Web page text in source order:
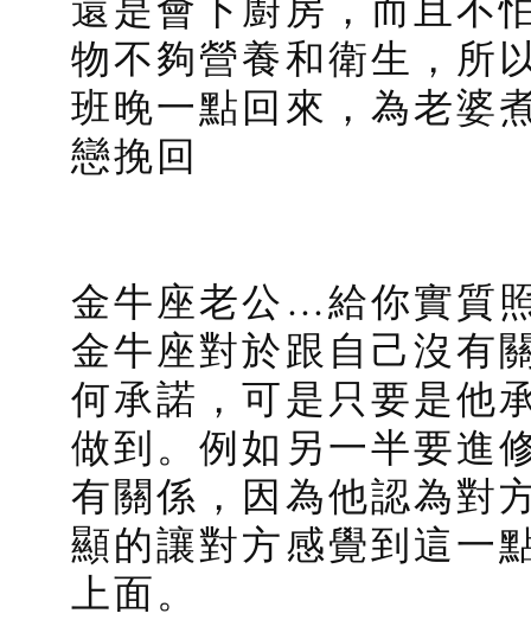
物不夠營養和衛生，所
班晚一點回來，為老婆
戀挽回
金牛座老公…給你實質
金牛座對於跟自己沒有
何承諾，可是只要是他
做到。例如另一半要進
有關係，因為他認為對
顯的讓對方感覺到這一
上面。